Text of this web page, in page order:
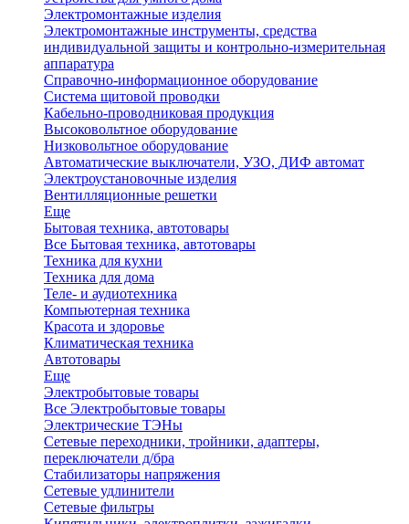
Электромонтажные изделия
Электромонтажные инструменты, средства
индивидуальной защиты и контрольно-измерительная
аппаратура
Справочно-информационное оборудование
Система щитовой проводки
Кабельно-проводниковая продукция
Высоковольтное оборудование
Низковольтное оборудование
Автоматические выключатели, УЗО, ДИФ автомат
Электроустановочные изделия
Вентилляционные решетки
Еще
Бытовая техника, автотовары
Все Бытовая техника, автотовары
Техника для кухни
Техника для дома
Теле- и аудиотехника
Компьютерная техника
Красота и здоровье
Климатическая техника
Автотовары
Еще
Электробытовые товары
Все Электробытовые товары
Электрические ТЭНы
Сетевые переходники, тройники, адаптеры,
переключатели д/бра
Стабилизаторы напряжения
Сетевые удлинители
Сетевые фильтры